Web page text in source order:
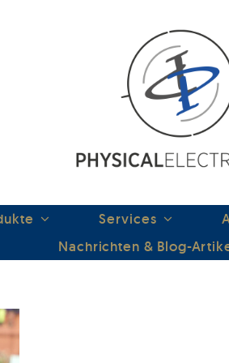
Services
Nachrichten & Blog-